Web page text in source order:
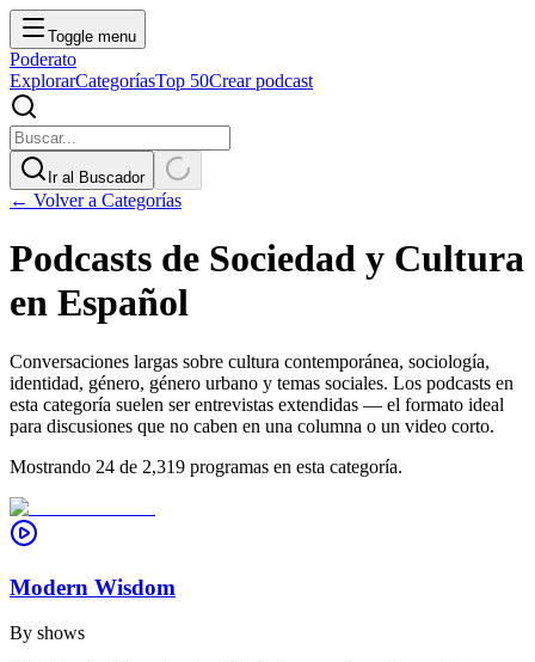
Toggle menu
Poderato
ExplorarCategoríasTop 50Crear podcast
Ir al Buscador
← Volver a Categorías
Podcasts de Sociedad y Cultura
en Español
Conversaciones largas sobre cultura contemporánea, sociología,
identidad, género, género urbano y temas sociales. Los podcasts en
esta categoría suelen ser entrevistas extendidas — el formato ideal
para discusiones que no caben en una columna o un video corto.
Mostrando 24 de 2,319 programas en esta categoría.
Modern Wisdom
By shows